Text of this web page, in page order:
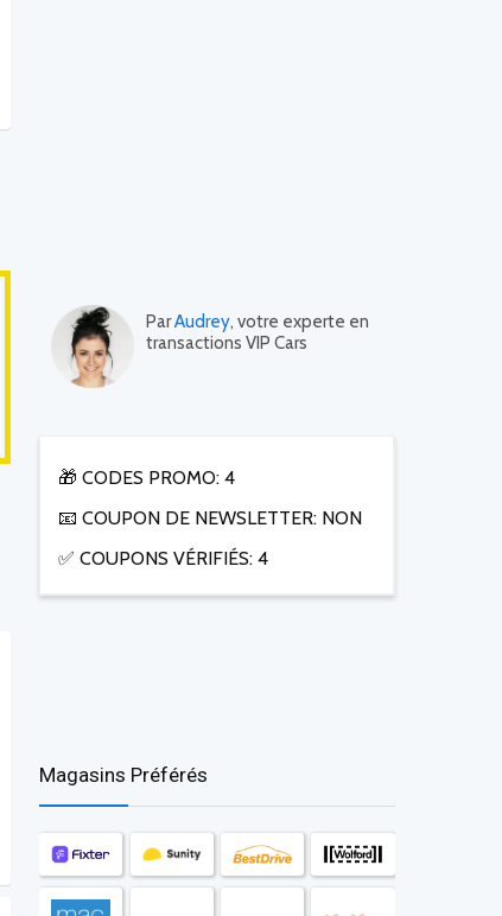
ParAudrey, votre experte en
transactions VIP Cars
🎁 CODES PROMO: 4
📧 COUPON DE NEWSLETTER: NON
✅ COUPONS VÉRIFIÉS: 4
Magasins Préférés